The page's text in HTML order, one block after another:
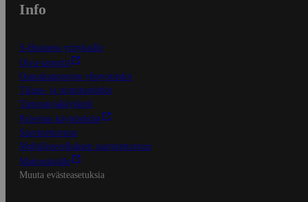
Info
S-Business yrityksille
Oiva-raportit
Osuuskauppojen yhteystiedot
Tilaus- ja toimitusehdot
Tietosuojakäytäntö
Palvelun käyttöehdot
Saavutettavuus
Mobiilisovelluksen saavutettavuus
Mainostajalle
Muuta evästeasetuksia